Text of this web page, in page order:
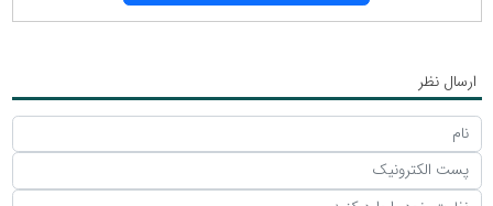
ارسال نظر